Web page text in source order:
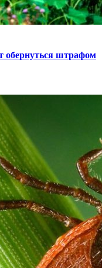
обернуться штрафом